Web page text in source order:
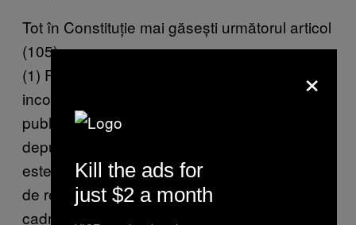
Tot în Constituție mai găsești următorul articol
(105) :
(1) Funcţia de membru al Guvernului este
incompatibilă cu exercitarea altei funcţii
publice de autoritate, cu excepţia celei de
deputat sau de senator. De asemenea, ea
este incompatibilă cu exercitarea unei funcţii
de reprezentare profesională salarizate în
cadrul organizaţiilor cu scop comercial.
×
Kill the ads for
just $2 a month